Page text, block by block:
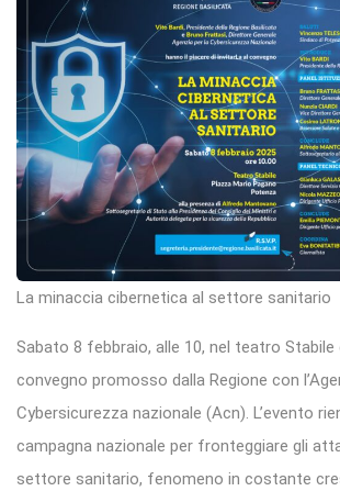
La minaccia cibernetica al settore sanitario
Sabato 8 febbraio, alle 10, nel teatro Stabile
convegno promosso dalla Regione con
Cybersicurezza nazionale (Acn). L’evento
campagna nazionale per fronteggiare gli
settore sanitario, fenomeno in costante